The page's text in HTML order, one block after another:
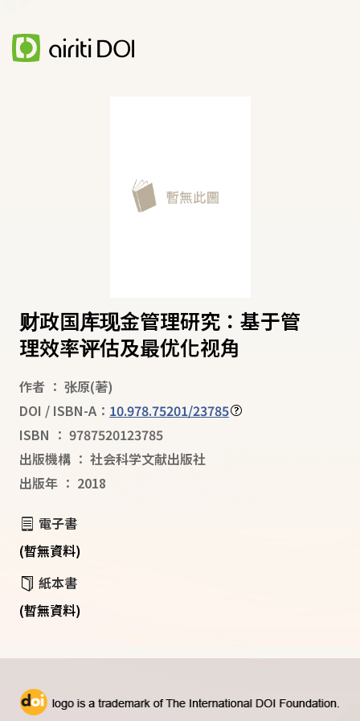
财政国库现金管理研究：基于管
理效率评估及最优化视角
作者 ： 张原(著)
DOI / ISBN-A： 10.978.75201/23785
ISBN ： 9787520123785
出版機構 ： 社会科学文献出版社
出版年 ： 2018
電子書
(暫無資料)
紙本書
(暫無資料)